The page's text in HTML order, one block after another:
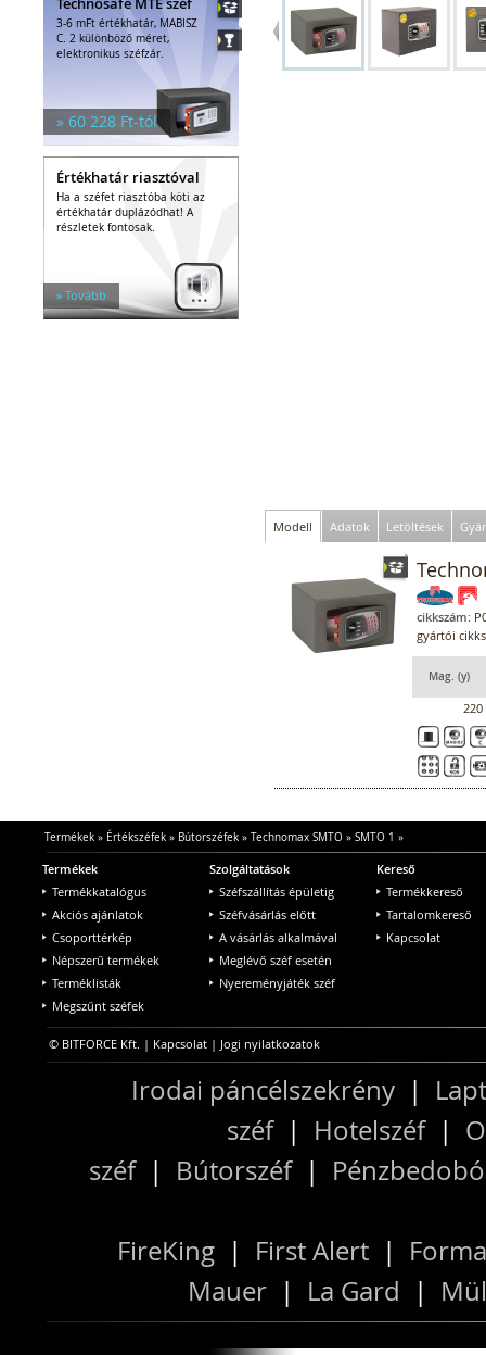
3-6 mFt értékhatár, MABISZ
C. 2 különböző méret,
elektronikus széfzár.
» 60 228 Ft-tól
Értékhatár riasztóval
Ha a széfet riasztóba köti az
értékhatár duplázódhat! A
részletek fontosak.
» Tovább
Modell Adatok Letöltések
cikkszám:
gyártói
Mag. (y)
220
Termékek» Értékszéfek» Bútorszéfek» Technomax SMTO» SMTO 1 »
Termékek
Termékkatalógus
Akciós ajánlatok
Csoporttérkép
Népszerű termékek
Terméklisták
Megszűnt széfek
Szolgáltatások
Széfszállítás épületig
Széfvásárlás előtt
A vásárlás alkalmával
Meglévő széf esetén
Nyereményjáték széf
Kereső
Termékkereső
Tartalomkereső
Kapcsolat
© BITFORCE Kft. | Kapcsolat | Jogi nyilatkozatok
Irodai páncélszekrény |
széf| Hotelszéf|
széf| Bútorszéf|
FireKing | First Alert |
Mauer | La Gard |